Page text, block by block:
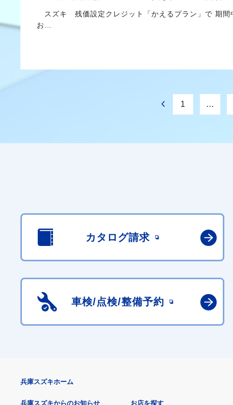
スズキ 残価設定クレジット「かえるプラン」で 期間
お…
1 …
カタログ請求
車検/点検/整備予約
兵庫スズキホーム
兵庫スズキからのお知らせ お店を探す